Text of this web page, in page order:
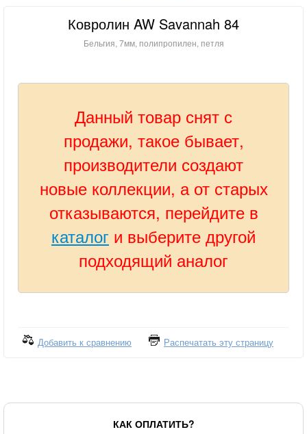
Ковролин AW Savannah 84
Бельгия, 7мм, полипропилен, петля
Данный товар снят с
продажи, такое бывает,
производители создают
новые коллекции, а от старых
отказываются, перейдите в
каталог и выберите другой
подходящий аналог
Добавить к сравнению Распечатать эту страницу
КАК ОПЛАТИТЬ?